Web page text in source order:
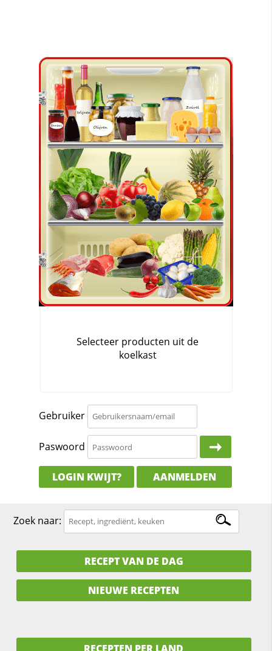
Gebruiker
Paswoord
LOGIN KWIJT? AANMELDEN
Zoek naar:
RECEPT VAN DE DAG
NIEUWE RECEPTEN